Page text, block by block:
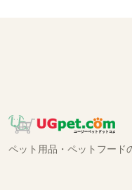
ペット用品・ペットフード